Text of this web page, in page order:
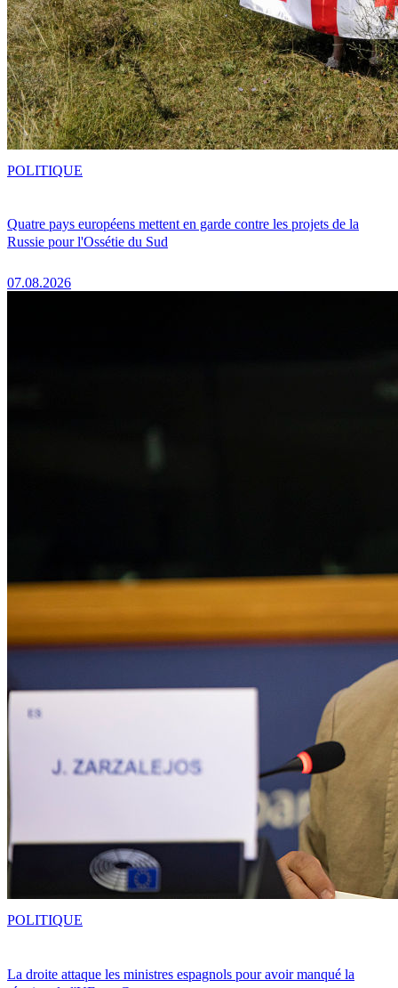
Quatre pays européens mettent en garde contre les projets de la
Russie pour l'Ossétie du Sud
07.08.2026
POLITIQUE
La droite attaque les ministres espagnols pour avoir manqué la
POLITIQUE